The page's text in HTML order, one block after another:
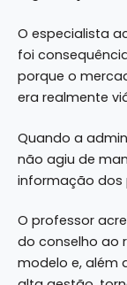
O especialista
foi
porque o
era realmente
Quando a
não agiu de
informação dos
O professor
do conselho ao
modelo e, além